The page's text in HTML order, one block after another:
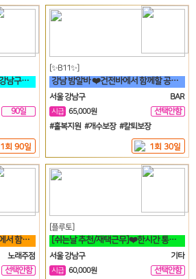
❣️풀TC지급❣️고페이❣️송파구❣️강남구❣️분당❣️가락동❣️역삼동❣️논현
90일
1회 90일
[✨B11✨]
강남 밤알바 ❤️건전바에서 함께할 공주님들 모집합니다❤️
서울 강남구
BAR
시급 65,000원
선택안함
일
#홀복지원 #개수보장 #칼퇴보장
1회 30일
☀️초보도 가능, 편안한 분위기에서 함께 일할분 찾습니다☀️
노래주점
선택안함
[플루토]
[쉬는날 추천/재택근무]❤️한시간 통화시 64,800원❤️당일지급❤️영상
서울 강남구
기타
시급 60,000원
선택안함